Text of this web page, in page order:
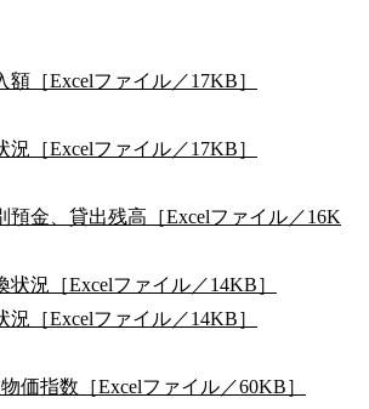
［Excelファイル／17KB］
［Excelファイル／17KB］
金、貸出残高［Excelファイル／16K
況［Excelファイル／14KB］
［Excelファイル／14KB］
価指数［Excelファイル／60KB］